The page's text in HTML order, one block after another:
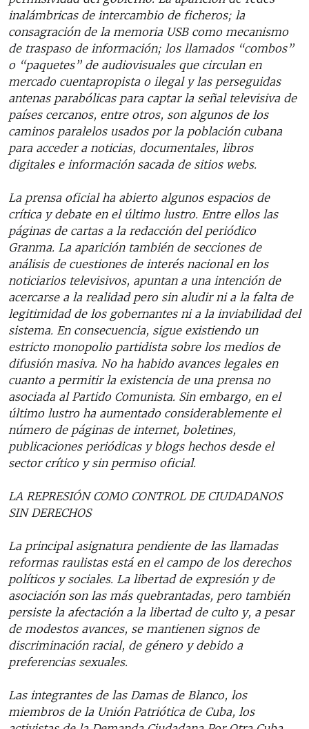
inalámbricas de intercambio de ficheros; la
consagración de la memoria USB como mecanismo
de traspaso de información; los llamados “combos”
o “paquetes” de audiovisuales que circulan en
mercado cuentapropista o ilegal y las perseguidas
antenas parabólicas para captar la señal televisiva de
países cercanos, entre otros, son algunos de los
caminos paralelos usados por la población cubana
para acceder a noticias, documentales, libros
digitales e información sacada de sitios webs.
La prensa oficial ha abierto algunos espacios de
crítica y debate en el último lustro. Entre ellos las
páginas de cartas a la redacción del periódico
Granma. La aparición también de secciones de
análisis de cuestiones de interés nacional en los
noticiarios televisivos, apuntan a una intención de
acercarse a la realidad pero sin aludir ni a la falta de
legitimidad de los gobernantes ni a la inviabilidad del
sistema. En consecuencia, sigue existiendo un
estricto monopolio partidista sobre los medios de
difusión masiva. No ha habido avances legales en
cuanto a permitir la existencia de una prensa no
asociada al Partido Comunista. Sin embargo, en el
último lustro ha aumentado considerablemente el
número de páginas de internet, boletines,
publicaciones periódicas y blogs hechos desde el
sector crítico y sin permiso oficial.
LA REPRESIÓN COMO CONTROL DE CIUDADANOS
SIN DERECHOS
La principal asignatura pendiente de las llamadas
reformas raulistas está en el campo de los derechos
políticos y sociales. La libertad de expresión y de
asociación son las más quebrantadas, pero también
persiste la afectación a la libertad de culto y, a pesar
de modestos avances, se mantienen signos de
discriminación racial, de género y debido a
preferencias sexuales.
Las integrantes de las Damas de Blanco, los
miembros de la Unión Patriótica de Cuba, los